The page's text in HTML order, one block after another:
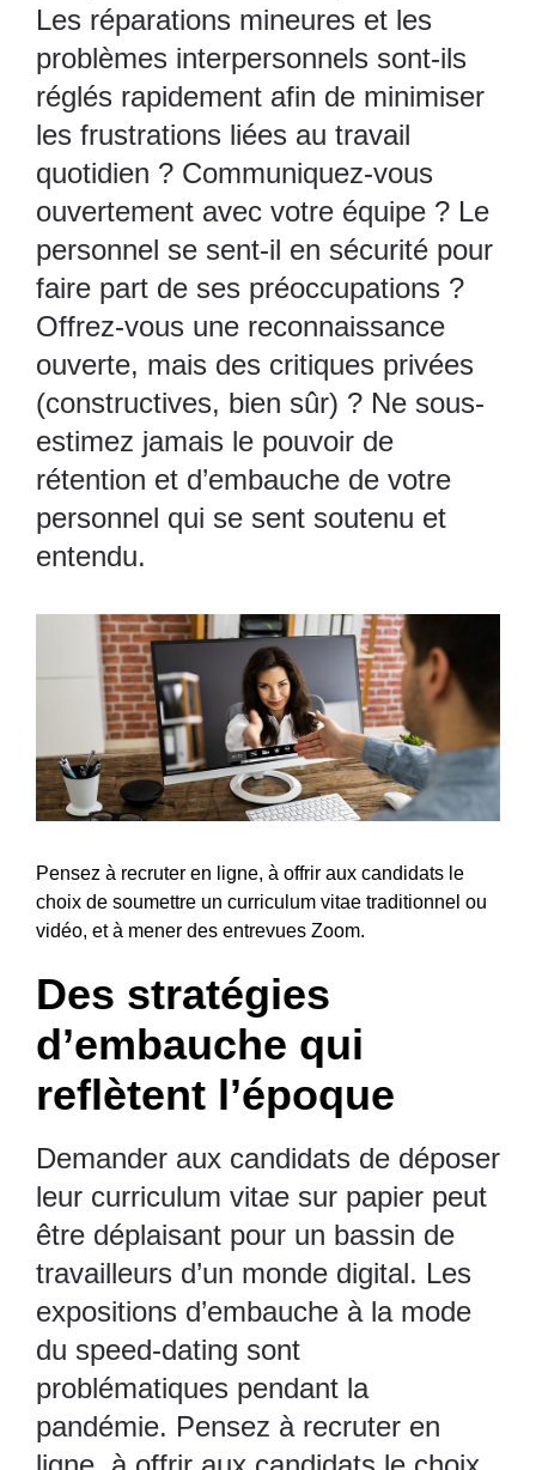
Les réparations mineures et les
problèmes interpersonnels sont-ils
réglés rapidement afin de minimiser
les frustrations liées au travail
quotidien ? Communiquez-vous
ouvertement avec votre équipe ? Le
personnel se sent-il en sécurité pour
faire part de ses préoccupations ?
Offrez-vous une reconnaissance
ouverte, mais des critiques privées
(constructives, bien sûr) ? Ne sous-
estimez jamais le pouvoir de
rétention et d’embauche de votre
personnel qui se sent soutenu et
entendu.
Pensez à recruter en ligne, à offrir aux candidats le
choix de soumettre un curriculum vitae traditionnel ou
vidéo, et à mener des entrevues Zoom.
Des stratégies
d’embauche qui
reflètent l’époque
Demander aux candidats de déposer
leur curriculum vitae sur papier peut
être déplaisant pour un bassin de
travailleurs d’un monde digital. Les
expositions d’embauche à la mode
du speed-dating sont
problématiques pendant la
pandémie. Pensez à recruter en